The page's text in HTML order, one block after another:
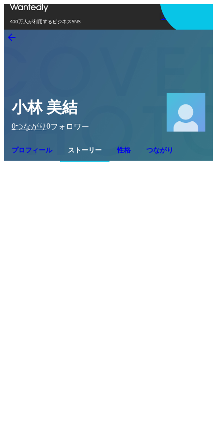
400万人が利用するビジネスSNS
アプリを使う
小林 美結
0つながり 0フォロワー
プロフィール ストーリー 性格 つながり